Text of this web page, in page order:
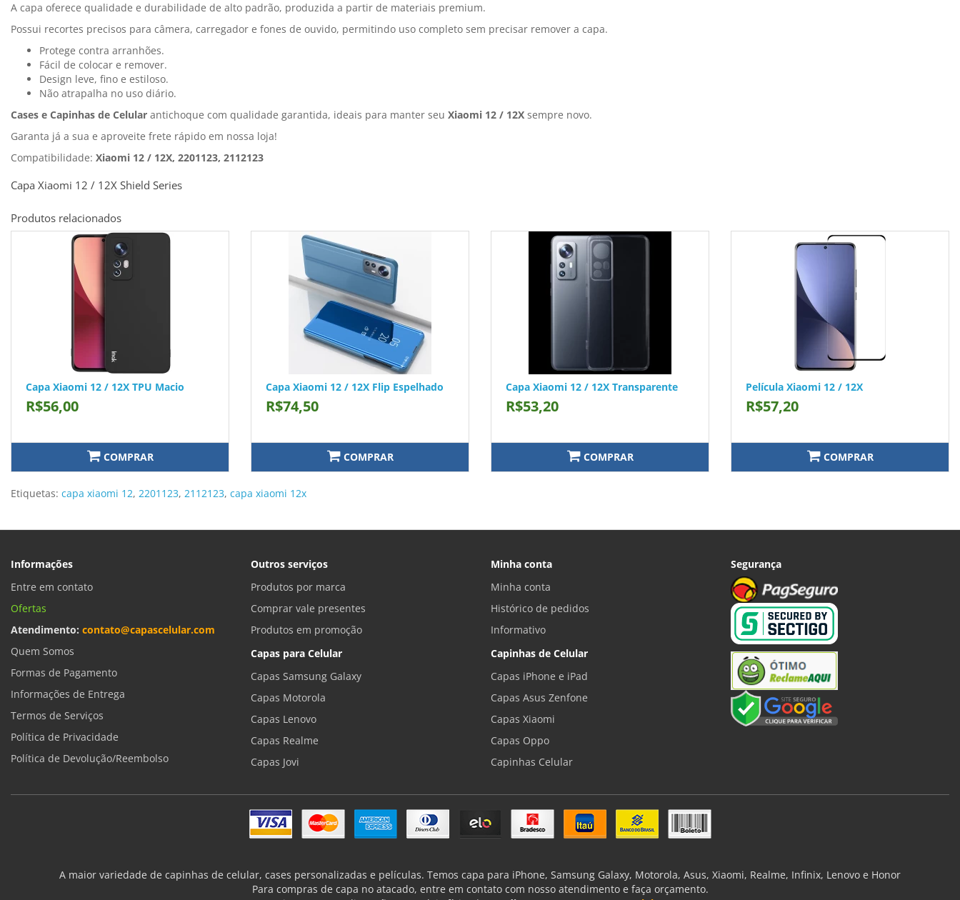
A capa oferece qualidade e durabilidade de alto padrão, produzida a partir de materiais premium.
Possui recortes precisos para câmera, carregador e fones de ouvido, permitindo uso completo sem precisar remover a capa.
Protege contra arranhões.
Fácil de colocar e remover.
Design leve, fino e estiloso.
Não atrapalha no uso diário.
Cases e Capinhas de Celular antichoque com qualidade garantida, ideais para manter seu Xiaomi 12 / 12X sempre novo.
Garanta já a sua e aproveite frete rápido em nossa loja!
Compatibilidade: Xiaomi 12 / 12X, 2201123, 2112123
Capa Xiaomi 12 / 12X Shield Series
Produtos relacionados
Capa Xiaomi 12 / 12X TPU Macio
R$56,00
COMPRAR
Capa Xiaomi 12 / 12X Flip Espelhado
R$74,50
COMPRAR
Capa Xiaomi 12 / 12X Transparente
R$53,20
COMPRAR
Película Xiaomi 12 / 12X
R$57,20
COMPRAR
Etiquetas: capa xiaomi 12, 2201123, 2112123, capa xiaomi 12x
Informações
Entre em contato
Ofertas
Atendimento: contato@capascelular.com
Quem Somos
Formas de Pagamento
Informações de Entrega
Termos de Serviços
Política de Privacidade
Política de Devolução/Reembolso
Outros serviços
Produtos por marca
Comprar vale presentes
Produtos em promoção
Capas para Celular
Capas Samsung Galaxy
Capas Motorola
Capas Lenovo
Capas Realme
Capas Jovi
Minha conta
Minha conta
Histórico de pedidos
Informativo
Capinhas de Celular
Capas iPhone e iPad
Capas Asus Zenfone
Capas Xiaomi
Capas Oppo
Capinhas Celular
Segurança
A maior variedade de capinhas de celular, cases personalizadas e películas. Temos capa para iPhone, Samsung Galaxy, Motorola, Asus, Xiaomi, Realme, Infinix, Lenovo e Honor
Para compras de capa no atacado, entre em contato com nosso atendimento e faça orçamento.